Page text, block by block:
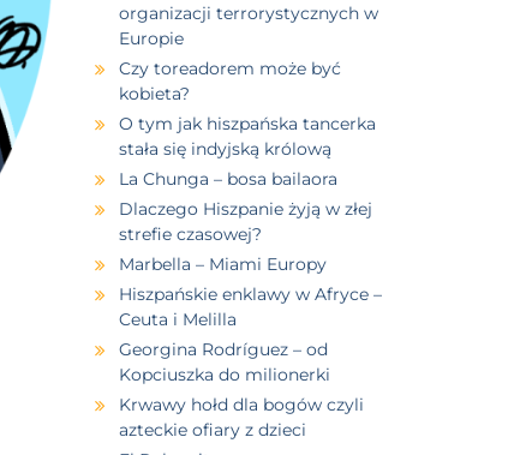
organizacji terrorystycznych w
Europie
Czy toreadorem może być
kobieta?
O tym jak hiszpańska tancerka
stała się indyjską królową
La Chunga – bosa bailaora
Dlaczego Hiszpanie żyją w złej
strefie czasowej?
Marbella – Miami Europy
Hiszpańskie enklawy w Afryce –
Ceuta i Melilla
Georgina Rodríguez – od
Kopciuszka do milionerki
Krwawy hołd dla bogów czyli
azteckie ofiary z dzieci